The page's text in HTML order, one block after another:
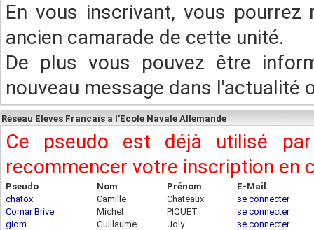
En vous inscrivant, vous
ancien camarade de cette unité.
De plus vous pouvez être
nouveau message dans l'actualité
Réseau Eleves Francais a l'Ecole Navale Allemande
Ce pseudo est déjà utilisé
recommencer votre inscription en
Pseudo Nom Prénom
E-Mail
chatox
Camille Chateaux
se connecter
Comar Brive
Michel PIQUET
se connecter
giom
Guillaume Joly
se connecter